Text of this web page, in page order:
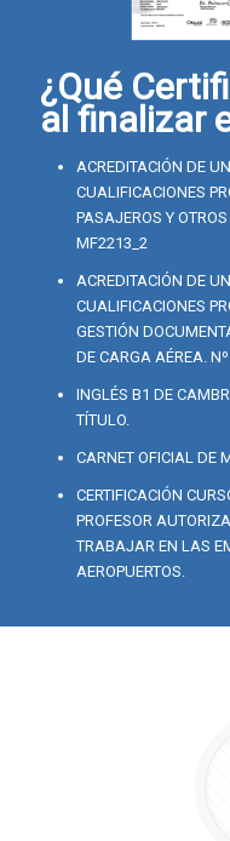
¿Qué
al finalizar
ACREDITACIÓN DE
CUALIFICACIONES
PASAJEROS Y
MF2213_2
ACREDITACIÓN DE
CUALIFICACIONES
GESTIÓN
DE CARGA AÉREA.
INGLÉS B1 DE
TÍTULO.
CARNET OFICIAL DE
CERTIFICACIÓN
PROFESOR
TRABAJAR EN LAS
AEROPUERTOS.